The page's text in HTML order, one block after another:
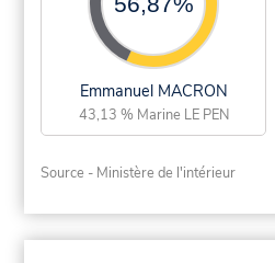
Emmanuel MACRON
43,13 % Marine LE PEN
Source - Ministère de l'intérieur